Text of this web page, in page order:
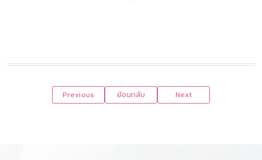
Previous ย้อนกลับ Next